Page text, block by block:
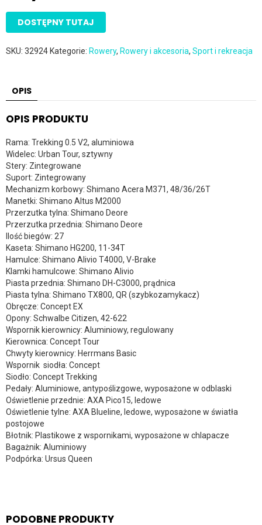
DOSTĘPNY TUTAJ
SKU: 32924Kategorie: Rowery, Rowery i akcesoria, Sport i rekreacja
OPIS
OPIS PRODUKTU
Rama: Trekking 0.5 V2, aluminiowa
Widelec: Urban Tour, sztywny
Stery: Zintegrowane
Suport: Zintegrowany
Mechanizm korbowy: Shimano Acera M371, 48/36/26T
Manetki: Shimano Altus M2000
Przerzutka tylna: Shimano Deore
Przerzutka przednia: Shimano Deore
Ilość biegów: 27
Kaseta: Shimano HG200, 11-34T
Hamulce: Shimano Alivio T4000, V-Brake
Klamki hamulcowe: Shimano Alivio
Piasta przednia: Shimano DH-C3000, prądnica
Piasta tylna: Shimano TX800, QR (szybkozamykacz)
Obręcze: Concept EX
Opony: Schwalbe Citizen, 42-622
Wspornik kierownicy: Aluminiowy, regulowany
Kierownica: Concept Tour
Chwyty kierownicy: Herrmans Basic
Wspornik siodła: Concept
Siodło: Concept Trekking
Pedały: Aluminiowe, antypoślizgowe, wyposażone w odblaski
Oświetlenie przednie: AXA Pico15, ledowe
Oświetlenie tylne: AXA Blueline, ledowe, wyposażone w światła
postojowe
Błotnik: Plastikowe z wspornikami, wyposażone w chlapacze
Bagażnik: Aluminiowy
Podpórka: Ursus Queen
PODOBNE PRODUKTY